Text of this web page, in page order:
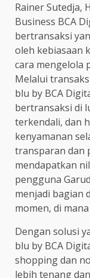
Rainer Sutedja,
Business BCA
bertransaksi
oleh kebiasaan
cara mengelola
Melalui
blu by BCA
bertransaksi di
terkendali, dan
kenyamanan
transparan dan
mendapatkan
pengguna
menjadi bagian
momen, di
Dengan solusi
blu by BCA
shopping dan
lebih tenang